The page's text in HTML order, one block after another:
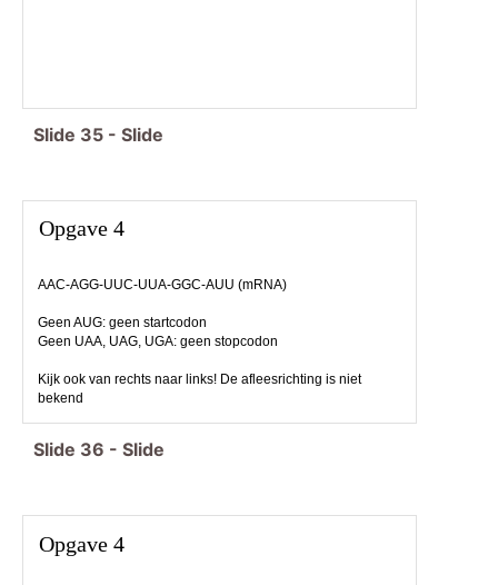
Slide 35 - Slide
Opgave 4
AAC-AGG-UUC-UUA-GGC-AUU (mRNA)
Geen AUG: geen startcodon
Geen UAA, UAG, UGA: geen stopcodon
Kijk ook van rechts naar links! De afleesrichting is niet
bekend
Slide 36 - Slide
Opgave 4